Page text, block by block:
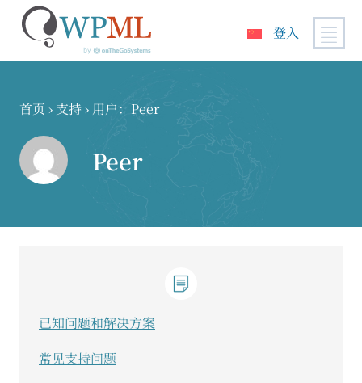
登入
首页 › 支持› 用户：Peer
Peer
已知问题和解决方案
常见支持问题